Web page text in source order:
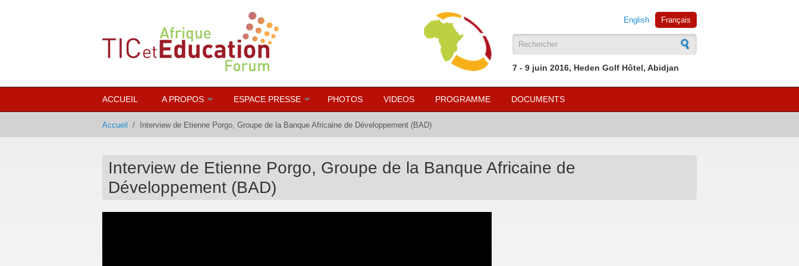
Français
English
Formulaire de recherche
7 - 9 juin 2016, Heden Golf Hôtel, Abidjan
ACCUEIL A PROPOS ESPACE PRESSE PHOTOS VIDEOS PROGRAMME DOCUMENTS
Accueil / Interview de Etienne Porgo, Groupe de la Banque Africaine de Développement (BAD)
Interview de Etienne Porgo, Groupe de la Banque Africaine de
Développement (BAD)